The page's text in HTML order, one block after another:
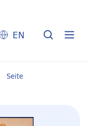
EN
Seite